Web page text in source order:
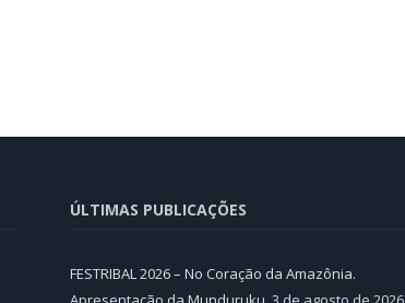
ÚLTIMAS PUBLICAÇÕES
FESTRIBAL 2026 – No Coração da Amazônia.